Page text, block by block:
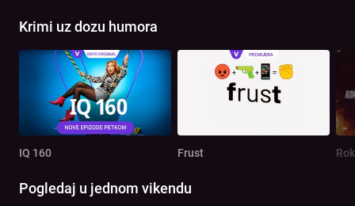
Krimi uz dozu humora
IQ 160 Frust
Pogledaj u jednom vikendu